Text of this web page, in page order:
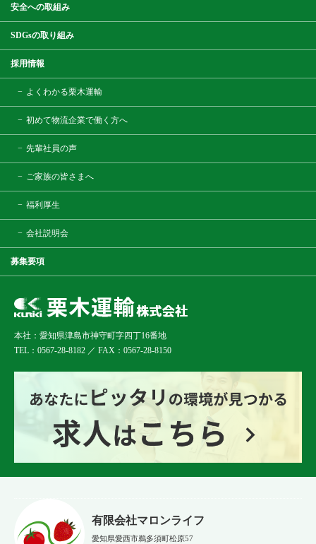
本社：愛知県津島市神守町字四丁16番地
TEL：0567-28-8182 ／ FAX：0567-28-8150
安全への取組み
SDGsの取り組み
採用情報
よくわかる栗木運輸
初めて物流企業で働く方へ
先輩社員の声
ご家族の皆さまへ
福利厚生
会社説明会
募集要項
有限会社マロンライフ
愛知県愛西市鵜多須町松原57